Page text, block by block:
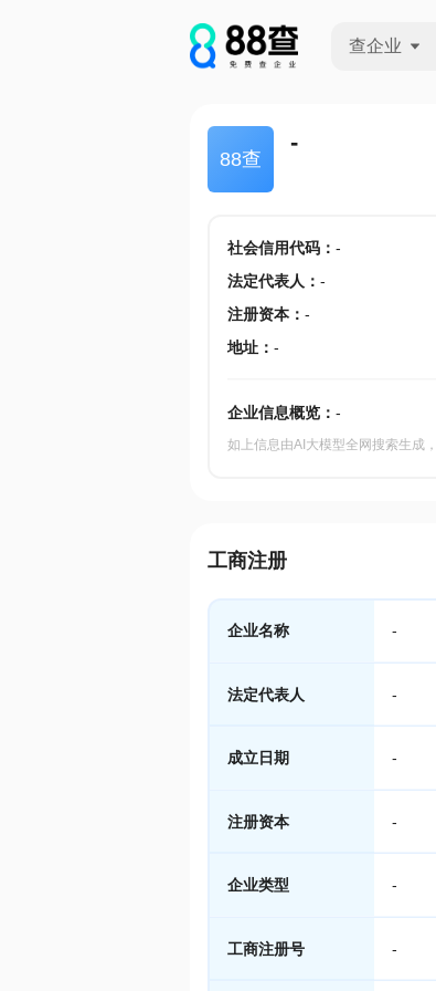
查企业
88查
-
社会信用代码： -
法定代表人 ： -
注册资本： -
地址： -
企业信息概览： -
如上信息由AI大模型全网搜索生成
工商注册
企业名称 -
法定代表人 -
成立日期 -
注册资本 -
企业类型 -
工商注册号 -